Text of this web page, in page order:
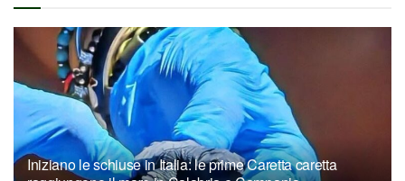
Iniziano le schiuse in Italia: le prime Caretta caretta